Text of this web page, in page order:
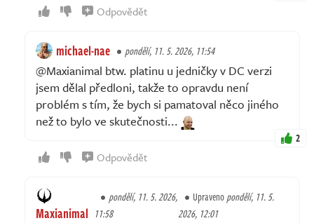
Odpovědět
michael-nae pondělí, 11. 5. 2026, 11:54
@Maxianimal btw. platinu u jedničky v DC verzi
jsem dělal předloni, takže to opravdu není
problém s tím, že bych si pamatoval něco jiného
než to bylo ve skutečnosti...
2
Odpovědět
Maxianimal
pondělí, 11. 5. 2026,
11:58
Upravenopondělí, 11. 5.
2026, 12:01